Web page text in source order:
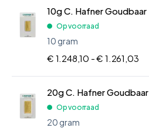
10g C. Hafner Goudbaar
Op voorraad
10 gram
€ 1.248,10 -€ 1.261,03
20g C. Hafner Goudbaar
Op voorraad
20 gram